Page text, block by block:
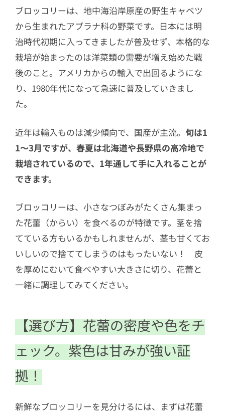
ブロッコリーは、地中海沿岸原産の野生キャベツ
から生まれたアブラナ科の野菜です。日本には明
治時代初期に入ってきましたが普及せず、本格的な
栽培が始まったのは洋菜類の需要が増え始めた戦
後のこと。アメリカからの輸入で出回るようにな
り、1980年代になって急速に普及していきまし
た。
近年は輸入ものは減少傾向で、国産が主流。 旬は1
1〜3月ですが、春夏は北海道や長野県の高冷地で
栽培されているので、1年通して手に入れることが
できます。
ブロッコリーは、小さなつぼみがたくさん集まっ
た花蕾（からい）を食べるのが特徴です。茎を捨
てている方もいるかもしれませんが、茎も甘くてお
いしいので捨ててしまうのはもったいない！ 皮
を厚めにむいて食べやすい大きさに切り、花蕾と
一緒に調理してみてください。
【選び方】花蕾の密度や色をチ
ェック。紫色は甘みが強い証
拠！
新鮮なブロッコリーを見分けるには、まずは花蕾